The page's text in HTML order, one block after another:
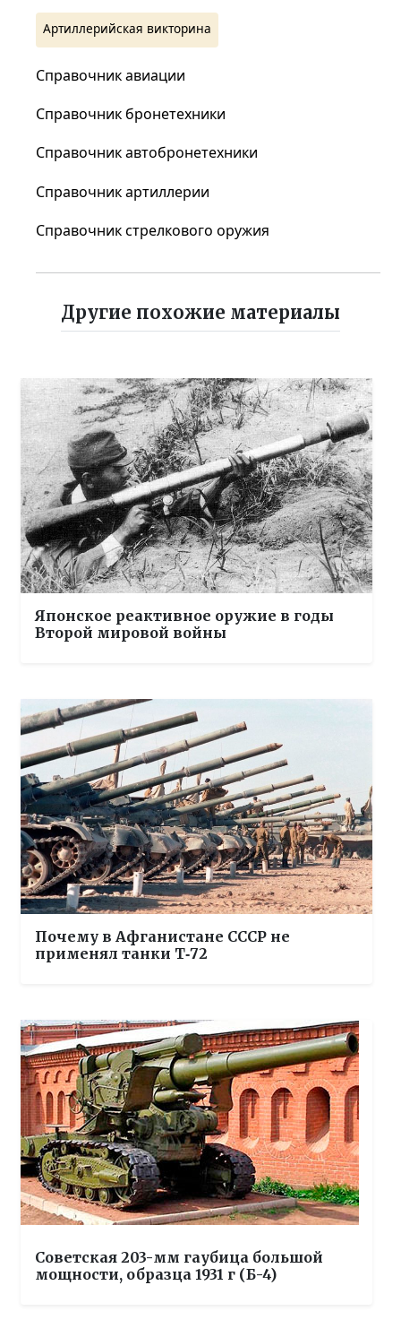
Артиллерийская викторина
Справочник авиации
Справочник бронетехники
Справочник автобронетехники
Справочник артиллерии
Справочник стрелкового оружия
Другие похожие материалы
Японское реактивное оружие в годы
Второй мировой войны
Почему в Афганистане СССР не
применял танки Т‑72
Советская 203-мм гаубица большой
мощности, образца 1931 г (Б-4)